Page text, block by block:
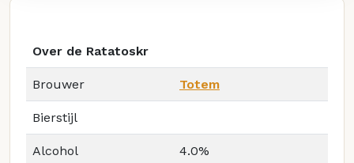
Over de Ratatoskr
Brouwer Totem
Bierstijl
Alcohol 4.0%